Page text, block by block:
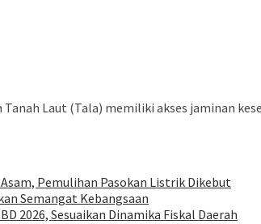
Laut (Tala) memiliki akses jaminan
Pemulihan Pasokan Listrik Dikebut
Semangat Kebangsaan
2026, Sesuaikan Dinamika Fiskal Daerah